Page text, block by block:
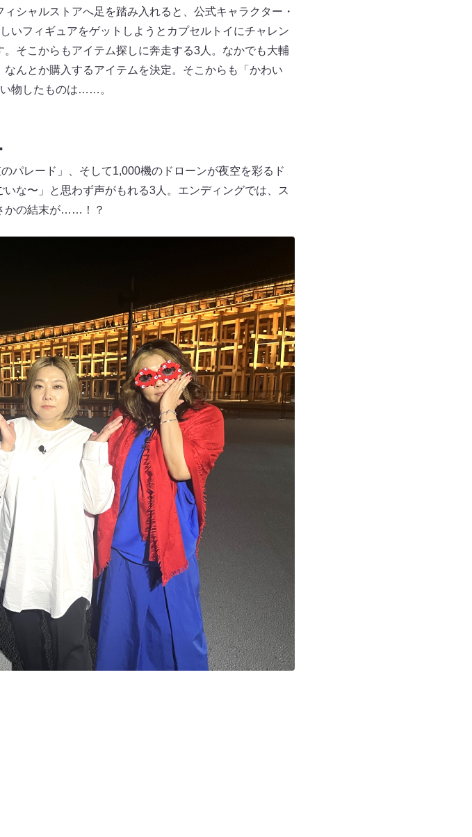
シャルストアへ足を踏み入れると、公式キャラクター・
いフィギュアをゲットしようとカプセルトイにチャレン
そこからもアイテム探しに奔走する3人。なかでも大輔
んとか購入するアイテムを決定。そこからも「かわい
物したものは……。
パレード」、そして1,000機のドローンが夜空を彩るド
な〜」と思わず声がもれる3人。エンディングでは、ス
かの結末が……！？